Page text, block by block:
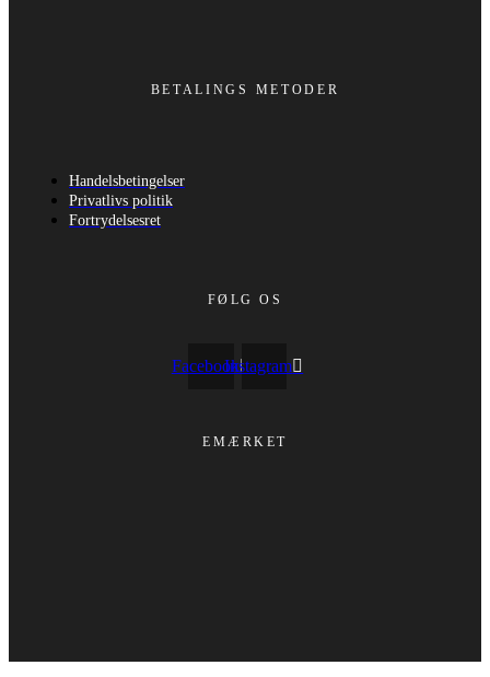
BETALINGS METODER
Handelsbetingelser
Privatlivs politik
Fortrydelsesret
FØLG OS
FacebookInstagram
EMÆRKET